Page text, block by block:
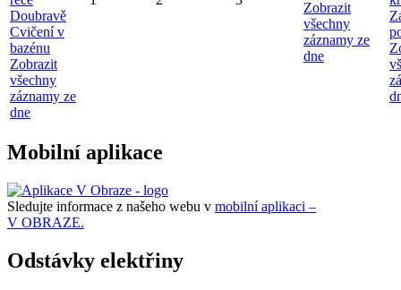
Doubravě
Cvičení v
bazénu
Zobrazit
všechny
záznamy ze
dne
Zobrazit
všechny
záznamy ze
dne
Mobilní aplikace
Sledujte informace z našeho webu v mobilní aplikaci –
V OBRAZE.
Odstávky elektřiny